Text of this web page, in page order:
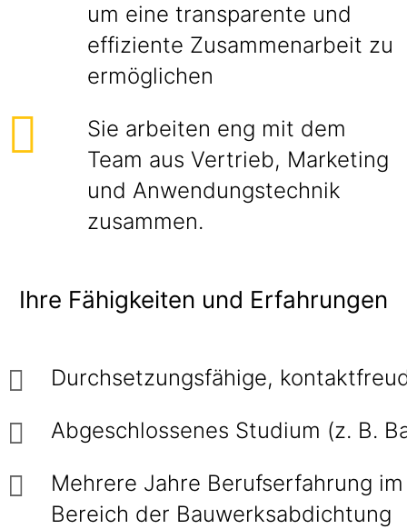
um eine transparente und
effiziente Zusammenarbeit zu
ermöglichen
Sie arbeiten eng mit dem
Team aus Vertrieb, Marketing
und Anwendungstechnik
zusammen.
Ihre Fähigkeiten und Erfahrungen
Durchsetzungsfähige,
Abgeschlossenes Studium (z. B.
Mehrere Jahre Berufserfahrung im
Bereich der Bauwerksabdichtung